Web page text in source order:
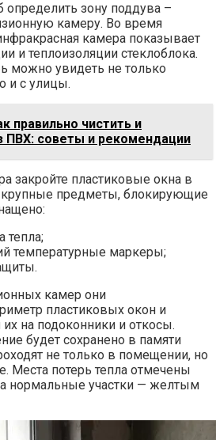
зону поддува –
камеру. Во время
камера показывает
и теплоизоляции стеклоблока.
можно увидеть не только
и с улицы.
правильно чистить и
ПВХ: советы и рекомендации
закройте пластиковые окна в
предметы, блокирующие
тепла;
температурные маркеры;
камер они
пластиковых окон и
на подоконники и откосы.
будет сохранено в памяти
не только в помещении, но
Места потерь тепла отмечены
нормальные участки — желтым